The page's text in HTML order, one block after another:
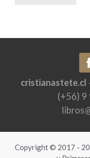
cristianastete.cl
(+56) 9
Copyright © 2017 -